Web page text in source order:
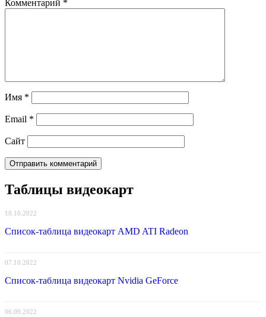
Комментарий *
Имя *
Email *
Сайт
Таблицы видеокарт
10.10.2022
Список-таблица видеокарт AMD ATI Radeon
07.10.2022
Список-таблица видеокарт Nvidia GeForce
06.09.2022